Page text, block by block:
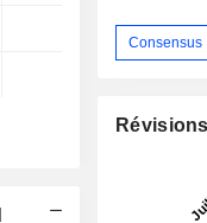
-
Consensus